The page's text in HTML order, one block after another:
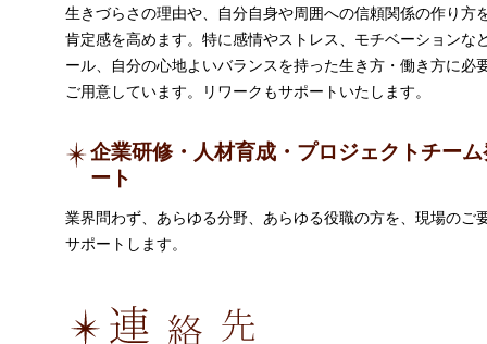
生きづらさの理由や、自分自身や周囲への信頼関係の作り方
肯定感を高めます。特に感情やストレス、モチベーションな
ール、自分の心地よいバランスを持った生き方・働き方に必
ご用意しています。リワークもサポートいたします。
企業研修・人材育成・プロジェクトチー
ート
業界問わず、あらゆる分野、あらゆる役職の方を、現場のご
サポートします。